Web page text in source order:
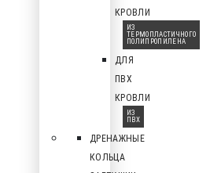
КРОВЛИ
ИЗ
ТЕРМОПЛАСТИЧНОГО
ПОЛИПРОПИЛЕНА
ДЛЯ
ПВХ
КРОВЛИ
ИЗ
ПВХ
ДРЕНАЖНЫЕ
КОЛЬЦА